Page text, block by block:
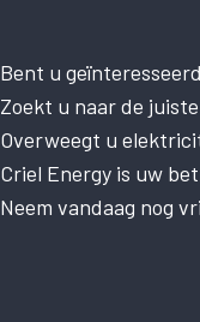
Bent u
Zoekt u naar de
Overweegt u
Criel Energy is uw
Neem vandaag nog